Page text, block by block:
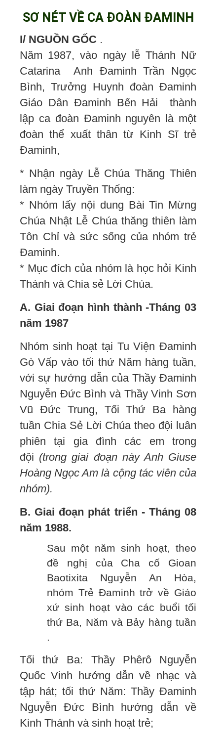
SƠ NÉT VỀ CA ĐOÀN ĐAMINH
I/ NGUỒN GỐC .
Năm 1987, vào ngày lễ Thánh Nữ
Catarina Anh Đaminh Trần Ngọc
Bình, Trưởng Huynh đoàn Đaminh
Giáo Dân Đaminh Bến Hải thành
lập ca đoàn Đaminh nguyên là một
đoàn thể xuất thân từ Kinh Sĩ trẻ
Đaminh,
* Nhận ngày Lễ Chúa Thăng Thiên
làm ngày Truyền Thống:
* Nhóm lấy nội dung Bài Tin Mừng
Chúa Nhật Lễ Chúa thăng thiên làm
Tôn Chỉ và sức sống của nhóm trẻ
Đaminh.
* Mục đích của nhóm là học hỏi Kinh
Thánh và Chia sẻ Lời Chúa.
A. Giai đoạn hình thành -Tháng 03
năm 1987
Nhóm sinh hoạt tại Tu Viện Đaminh
Gò Vấp vào tối thứ Năm hàng tuần,
với sự hướng dẫn của Thầy Đaminh
Nguyễn Đức Bình và Thầy Vinh Sơn
Vũ Đức Trung, Tối Thứ Ba hàng
tuần Chia Sẻ Lời Chúa theo đội luân
phiên tại gia đình các em trong
đội (trong giai đoạn này Anh Giuse
Hoàng Ngọc Am là cộng tác viên của
nhóm).
B. Giai đoạn phát triển - Tháng 08
năm 1988.
Sau một năm sinh hoạt, theo
đề nghị của Cha cố Gioan
Baotixita Nguyễn An Hòa,
nhóm Trẻ Đaminh trở về Giáo
xứ sinh hoạt vào các buổi tối
thứ Ba, Năm và Bảy hàng tuần
.
Tối thứ Ba: Thầy Phêrô Nguyễn
Quốc Vinh hướng dẫn về nhạc và
tập hát; tối thứ Năm: Thầy Đaminh
Nguyễn Đức Bình hướng dẫn về
Kinh Thánh và sinh hoạt trẻ;